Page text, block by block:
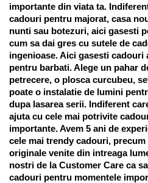
importante din viata ta.
cadouri pentru majorat, casa
nunti sau botezuri, aici gasesti
cum sa dai gres cu sutele de
ingenioase. Aici gasesti cadouri
pentru barbati. Alege un pahar
petrecere, o plosca curcubeu,
poate o instalatie de lumini
dupa lasarea serii. Indiferent
ajuta cu cele mai potrivite
importante. Avem 5 ani de
cele mai trendy cadouri,
originale venite din intreaga
nostri de la Customer Care ca
cadouri pentru momentele